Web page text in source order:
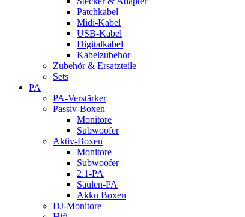
Patchkabel
Midi-Kabel
USB-Kabel
Digitalkabel
Kabelzubehör
Zubehör & Ersatzteile
Sets
PA
PA-Verstärker
Passiv-Boxen
Monitore
Subwoofer
Aktiv-Boxen
Monitore
Subwoofer
2.1-PA
Säulen-PA
Akku Boxen
DJ-Monitore